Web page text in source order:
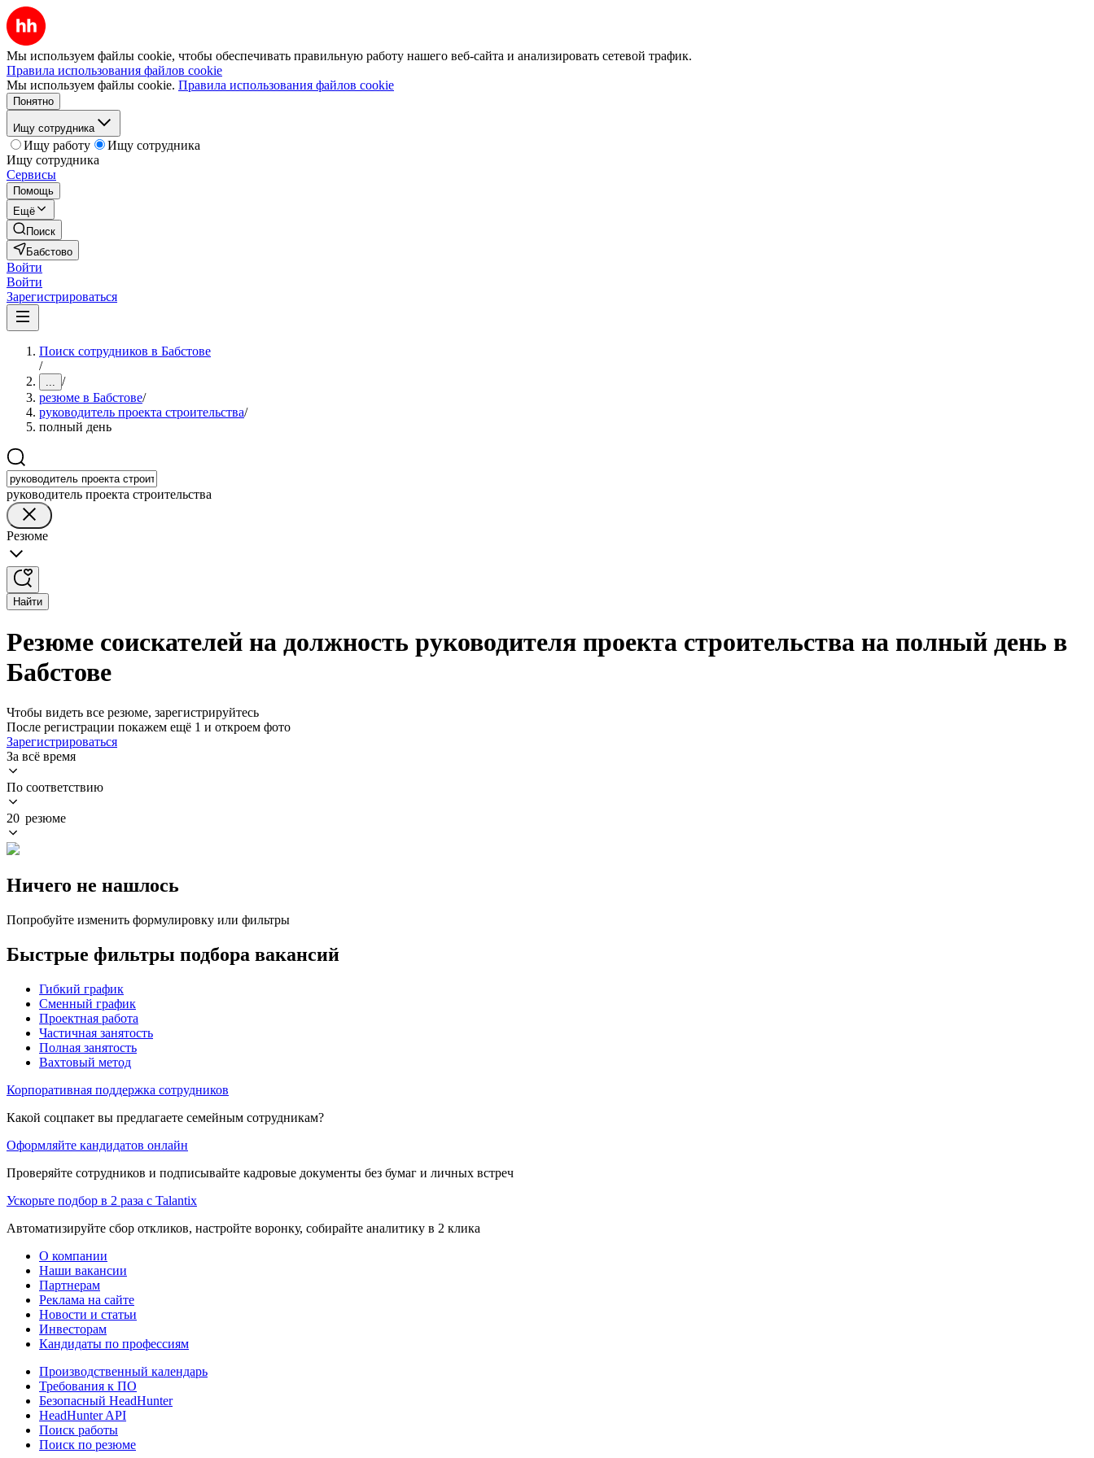
Мы используем файлы cookie, чтобы обеспечивать правильную работу нашего веб-сайта и анализировать сетевой трафик.
Правила использования файлов cookie
Мы используем файлы cookie. Правила использования файлов cookie
Понятно
Ищу сотрудника
Ищу работу
Ищу сотрудника
Ищу сотрудника
Сервисы
Помощь
Ещё
Поиск
Бабстово
Войти
Войти
Зарегистрироваться
Поиск сотрудников в Бабстове
/
... /
резюме в Бабстове/
руководитель проекта строительства/
полный день
руководитель проекта строительства
Резюме
Найти
Резюме соискателей на должность руководителя проекта строительства на полный день в
Бабстове
Чтобы видеть все резюме, зарегистрируйтесь
После регистрации покажем ещё 1 и откроем фото
Зарегистрироваться
За всё время
По соответствию
20 резюме
Ничего не нашлось
Попробуйте изменить формулировку или фильтры
Быстрые фильтры подбора вакансий
Гибкий график
Сменный график
Проектная работа
Частичная занятость
Полная занятость
Вахтовый метод
Корпоративная поддержка сотрудников
Какой соцпакет вы предлагаете семейным сотрудникам?
Оформляйте кандидатов онлайн
Проверяйте сотрудников и подписывайте кадровые документы без бумаг и личных встреч
Ускорьте подбор в 2 раза с Talantix
Автоматизируйте сбор откликов, настройте воронку, собирайте аналитику в 2 клика
О компании
Наши вакансии
Партнерам
Реклама на сайте
Новости и статьи
Инвесторам
Кандидаты по профессиям
Производственный календарь
Требования к ПО
Безопасный HeadHunter
HeadHunter API
Поиск работы
Поиск по резюме